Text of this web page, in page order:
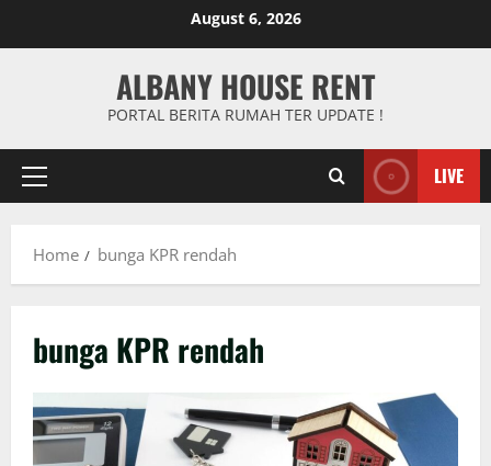
August 6, 2026
ALBANY HOUSE RENT
PORTAL BERITA RUMAH TER UPDATE !
Primary
LIVE
Home bunga KPR rendah
bunga KPR rendah